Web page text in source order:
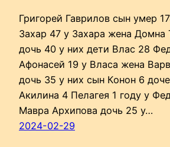
Григорей Гаврилов сын умер
Захар 47 у Захара жена Домна
дочь 40 у них дети Влас 28
Афонасей 19 у Власа жена
дочь 35 у них сын Конон 6
Акилина 4 Пелагея 1 году у
Мавра Архипова дочь 25 у…
2024-02-29